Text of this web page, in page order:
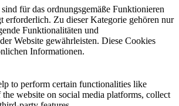
für das ordnungsgemäße Funktionieren
erforderlich. Zu dieser Kategorie gehören nur
Funktionalitäten und
Website gewährleisten. Diese Cookies
Informationen.
to perform certain functionalities like
website on social media platforms, collect